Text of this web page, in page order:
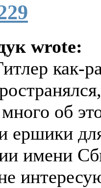
wrote:
как-
много об
ершики
имени